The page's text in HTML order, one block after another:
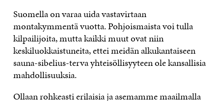
Suomella on varaa uida vastavirtaan
montakymmentä vuotta. Pohjoismaista voi tulla
kilpailijoita, mutta kaikki muut ovat niin
keskiluokkaistuneita, ettei meidän alkukantaiseen
sauna-sibelius-terva yhteisöllisyyteen ole kansallisia
mahdollisuuksia.
Ollaan rohkeasti erilaisia ja asemamme maailmalla